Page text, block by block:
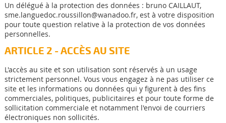
Un délégué à la protection des données : bruno CAILLAUT,
sme.languedoc.roussillon@wanadoo.fr, est à votre disposition
pour toute question relative à la protection de vos données
personnelles.
ARTICLE 2 - ACCÈS AU SITE
L'accès au site et son utilisation sont réservés à un usage
strictement personnel. Vous vous engagez à ne pas utiliser ce
site et les informations ou données qui y figurent à des fins
commerciales, politiques, publicitaires et pour toute forme de
sollicitation commerciale et notamment l'envoi de courriers
électroniques non sollicités.